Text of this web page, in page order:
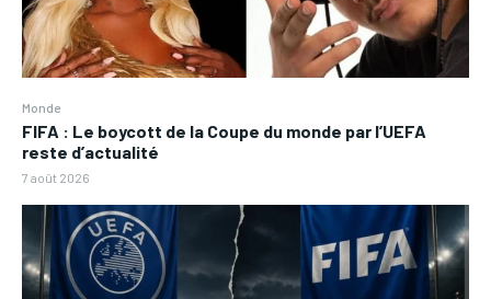
Monde
FIFA : Le boycott de la Coupe du monde par l’UEFA
reste d’actualité
7 août 2026